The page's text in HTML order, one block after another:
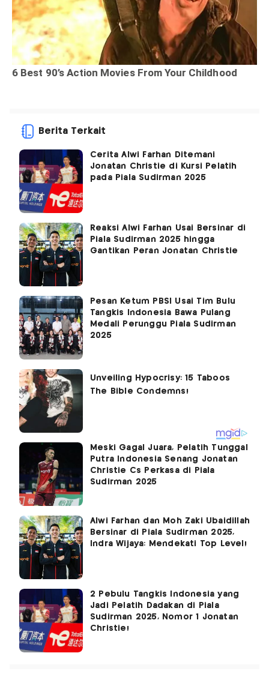
Berita Terkait
Cerita Alwi Farhan Ditemani
Jonatan Christie di Kursi Pelatih
pada Piala Sudirman 2025
Reaksi Alwi Farhan Usai Bersinar di
Piala Sudirman 2025 hingga
Gantikan Peran Jonatan Christie
Pesan Ketum PBSI Usai Tim Bulu
Tangkis Indonesia Bawa Pulang
Medali Perunggu Piala Sudirman
2025
Meski Gagal Juara, Pelatih Tunggal
Putra Indonesia Senang Jonatan
Christie Cs Perkasa di Piala
Sudirman 2025
Alwi Farhan dan Moh Zaki Ubaidillah
Bersinar di Piala Sudirman 2025,
Indra Wijaya: Mendekati Top Level!
2 Pebulu Tangkis Indonesia yang
Jadi Pelatih Dadakan di Piala
Sudirman 2025, Nomor 1 Jonatan
Christie!